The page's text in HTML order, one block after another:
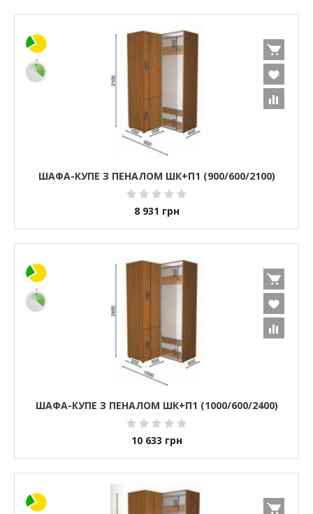
ШАФА-КУПЕ З ПЕНАЛОМ ШК+П1 (900/600/2100)
8 931 грн
ШАФА-КУПЕ З ПЕНАЛОМ ШК+П1 (1000/600/2400)
10 633 грн